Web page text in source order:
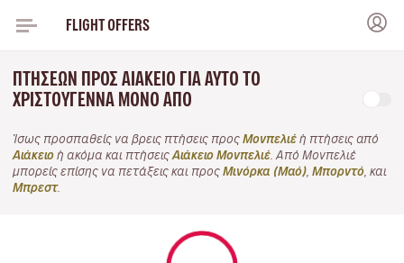
FLIGHT OFFERS
ΠΤΉΣΕΩΝ ΠΡΟΣ ΑΙΆΚΕΙΟ ΓΙΑ ΑΥΤΌ ΤΟ
ΧΡΙΣΤΟΎΓΕΝΝΑ ΜΌΝΟ ΑΠΌ
Ίσως προσπαθείς να βρεις πτήσεις προς Μονπελιέ ή πτήσεις από
Αιάκειο ή ακόμα και πτήσεις Αιάκειο Μονπελιέ . Από Μονπελιέ
μπορείς επίσης να πετάξεις και προς Μινόρκα (Μαό) Μπορντό , και
Μπρεστ.